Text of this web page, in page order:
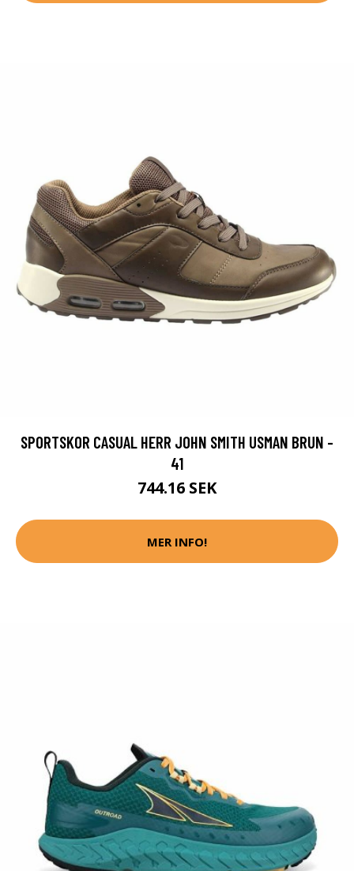
SPORTSKOR CASUAL HERR JOHN SMITH USMAN BRUN -
41
744.16 SEK
MER INFO!